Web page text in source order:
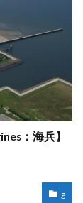
：海兵】
g